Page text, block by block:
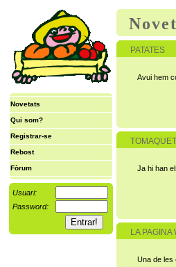
Novetats
Qui som?
Registrar-se
Rebost
Fòrum
Usuari:
Password:
PATATES
Avui hem
Ja hi han
LA PAGINA
Una de les